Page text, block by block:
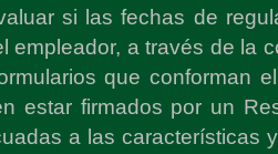
si las fechas de
empleador, a través de la
que conforman
estar firmados por un
a las características